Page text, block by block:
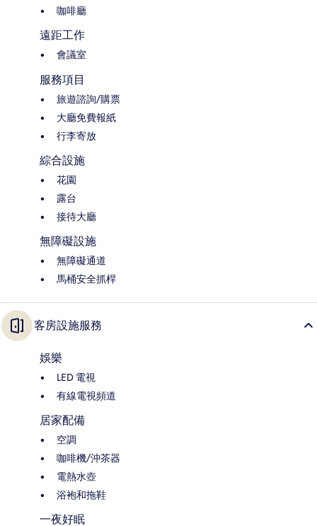
咖啡廳
遠距工作
會議室
服務項目
旅遊諮詢/購票
大廳免費報紙
行李寄放
綜合設施
花園
露台
接待大廳
無障礙設施
無障礙通道
馬桶安全抓桿
客房設施服務
娛樂
LED 電視
有線電視頻道
居家配備
空調
咖啡機/沖茶器
電熱水壺
浴袍和拖鞋
一夜好眠